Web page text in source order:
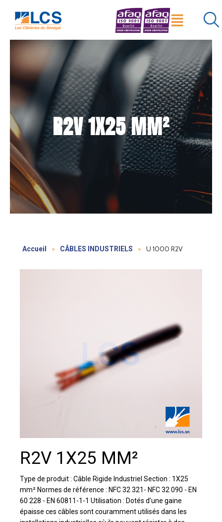
Réinitialiser× Rechercher
R2V 1X25 MM²
Accueil > CÂBLES INDUSTRIELS > U 1000 R2V
R2V 1X25 MM²
Type de produit : Câble Rigide Industriel Section : 1X25
mm² Normes de référence : NFC 32 321- NFC 32 090 - EN
60 228 - EN 60811-1-1 Utilisation : Dotés d’une gaine
épaisse ces câbles sont couramment utilisés dans les